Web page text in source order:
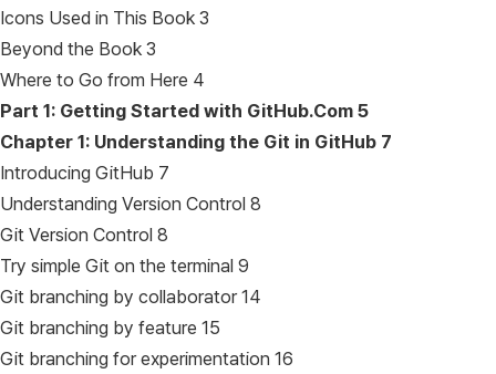
Icons Used in This Book 3
Beyond the Book 3
Where to Go from Here 4
Part 1: Getting Started with GitHub.Com 5
Chapter 1: Understanding the Git in GitHub 7
Introducing GitHub 7
Understanding Version Control 8
Git Version Control 8
Try simple Git on the terminal 9
Git branching by collaborator 14
Git branching by feature 15
Git branching for experimentation 16